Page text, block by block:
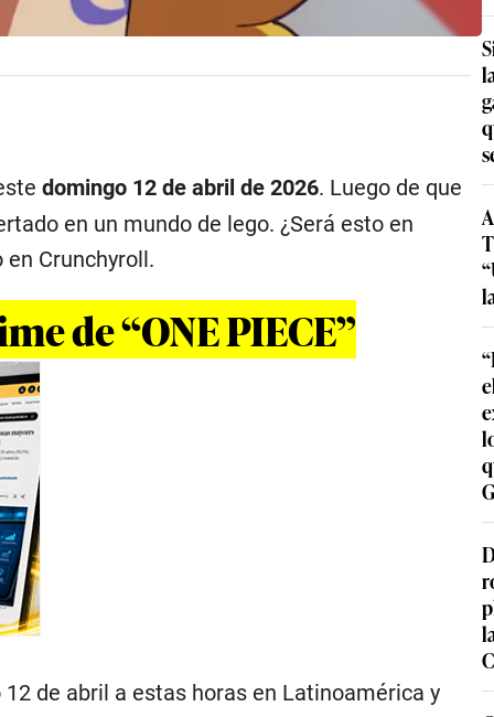
domingo 12 de abril de 2026. Luego de que
en un mundo de lego. ¿Será esto en
Crunchyroll.
de “ONE PIECE”
12 de abril a estas horas en Latinoamérica y